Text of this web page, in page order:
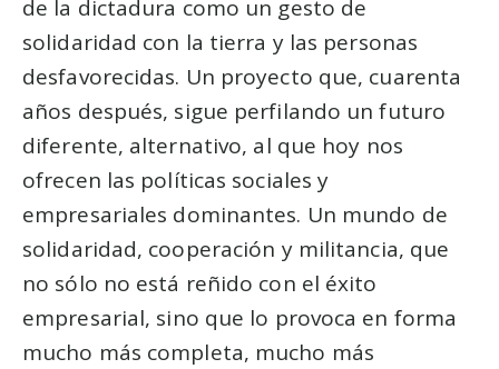
de la dictadura como un gesto de
solidaridad con la tierra y las personas
desfavorecidas. Un proyecto que, cuarenta
años después, sigue perfilando un futuro
diferente, alternativo, al que hoy nos
ofrecen las políticas sociales y
empresariales dominantes. Un mundo de
solidaridad, cooperación y militancia, que
no sólo no está reñido con el éxito
empresarial, sino que lo provoca en forma
mucho más completa, mucho más